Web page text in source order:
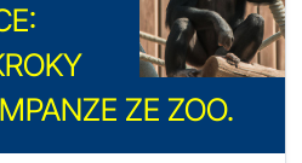
ZE ZOO.